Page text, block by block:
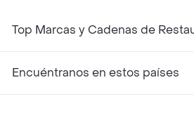
Top Marcas y Cadenas de
Encuéntranos en estos países